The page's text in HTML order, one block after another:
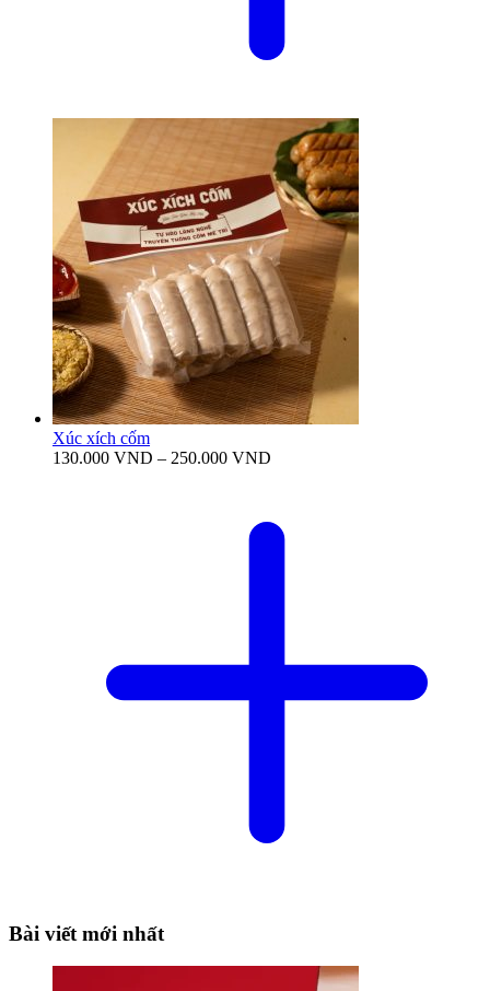
Xúc xích cốm
130.000 VND – 250.000 VND
đến
Bài viết mới nhất